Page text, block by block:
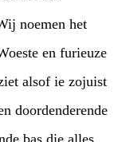
noemen het
en furieuze
alsof ie zojuist
doordenderende
bas die alles